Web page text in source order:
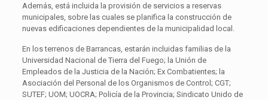
Además, está incluida la provisión de servicios a reservas
municipales, sobre las cuales se planifica la construcción de
nuevas edificaciones dependientes de la municipalidad local.
En los terrenos de Barrancas, estarán incluidas familias de la
Universidad Nacional de Tierra del Fuego; la Unión de
Empleados de la Justicia de la Nación; Ex Combatientes; la
Asociación del Personal de los Organismos de Control; CGT;
SUTEF; UOM; UOCRA; Policía de la Provincia; Sindicato Unido de